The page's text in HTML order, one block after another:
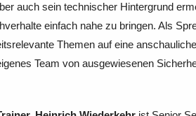
auch sein technischer Hintergrund
einfach nahe zu bringen. Als
Themen auf eine
Team von ausgewiesenen